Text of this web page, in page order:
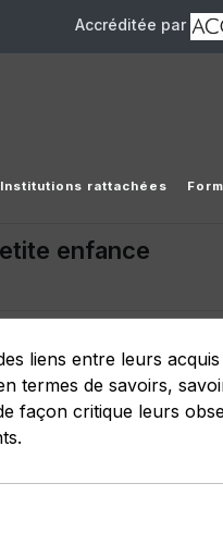
Accréditée par
Institutions rattachées
enfance
liens entre leurs
termes de savoirs,
façon critique leurs